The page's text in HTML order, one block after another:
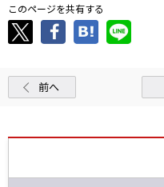
このページを共有する
前へ